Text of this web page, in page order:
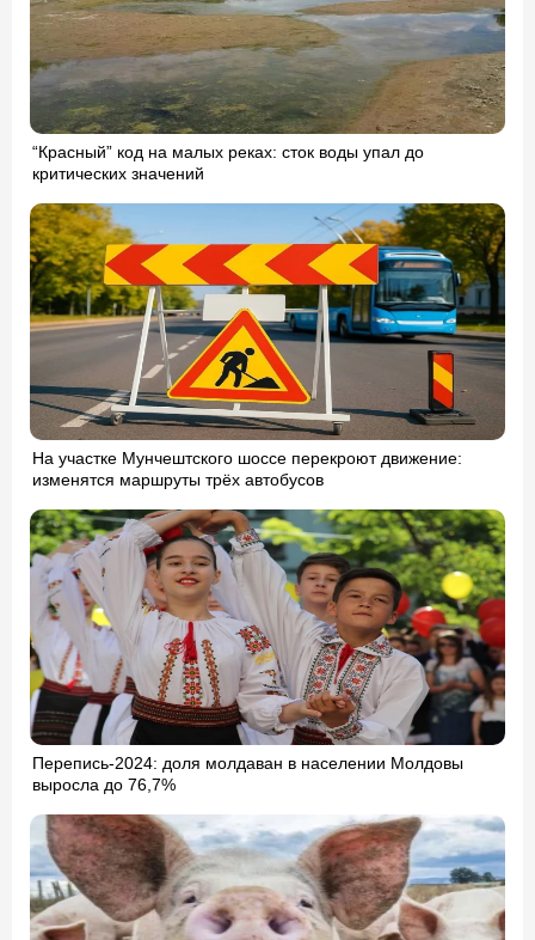
“Красный” код на малых реках: сток воды упал до
критических значений
На участке Мунчештского шоссе перекроют движение:
изменятся маршруты трёх автобусов
Перепись-2024: доля молдаван в населении Молдовы
выросла до 76,7%